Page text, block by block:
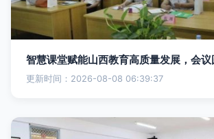
智慧课堂赋能山西教育高质量发展，会
更新时间：2026-08-08 06:39:37